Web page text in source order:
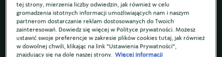
Starbucks®by
Nespresso®
Kawa ziarnista
tej strony, mierzenia liczby odwiedzin, jak również w celu
gromadzenia istotnych informacji umożliwiających nam i naszym
partnerom dostarczanie reklam dostosowanych do Twoich
zainteresowań. Dowiedz się więcej w Polityce prywatności. Możesz
ustawić swoje preferencje w zakresie plików cookies tutaj, jak również
w dowolnej chwili, klikając na link "Ustawienia Prywatności",
znajdujący się na dole naszej strony. Więcej informacji